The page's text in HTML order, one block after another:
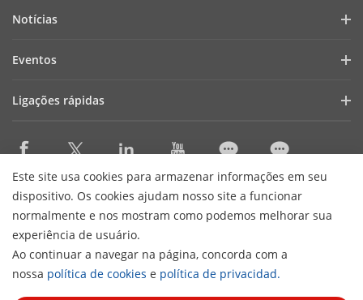
Este site usa cookies para armazenar informações em seu
dispositivo. Os cookies ajudam nosso site a funcionar
normalmente e nos mostram como podemos melhorar sua
experiência de usuário.
Ao continuar a navegar na página, concorda com a
nossa política de cookies e política de privacidad.
Cibersegurança
Contacte-nos
Careers
Notícias
Histórias de sucesso
Eventos
Ligações rápidas
Onde comprar
Accessibility Statement
Contact Us
Subscribe Newsletter
© 2026 Hangzhou Hikvision Digital Technology Co., Ltd. All